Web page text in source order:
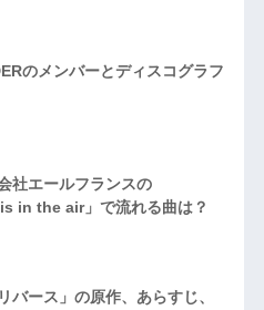
のメンバーとディスコグラフ
社エールフランスの
in the air」で流れる曲は？
バース」の原作、あらすじ、